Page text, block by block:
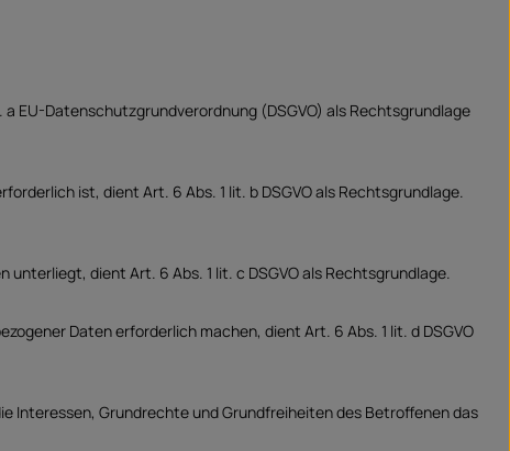
EU-Datenschutzgrundverordnung (DSGVO) als Rechtsgrundlage
ist, dient Art. 6 Abs. 1 lit. b DSGVO als Rechtsgrundlage.
dient Art. 6 Abs. 1 lit. c DSGVO als Rechtsgrundlage.
Daten erforderlich machen, dient Art. 6 Abs. 1 lit. d DSGVO
Interessen, Grundrechte und Grundfreiheiten des Betroffenen das